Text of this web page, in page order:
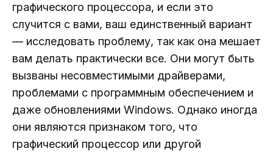
графического процессора, и если это
случится с вами, ваш единственный вариант
— исследовать проблему, так как она мешает
вам делать практически все. Они могут быть
вызваны несовместимыми драйверами,
проблемами с программным обеспечением и
даже обновлениями Windows. Однако иногда
они являются признаком того, что
графический процессор или другой